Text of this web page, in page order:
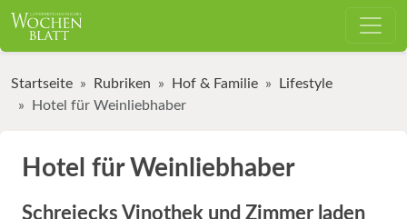
Startseite Rubriken Hof & Familie
Lifestyle
Hotel für Weinliebhaber
Hotel für Weinliebhaber
Schreiecks Vinothek und Zimmer laden